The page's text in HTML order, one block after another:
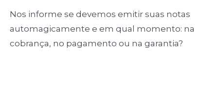
Nos informe se devemos emitir suas notas
automagicamente e em qual momento: na
cobrança, no pagamento ou na garantia?